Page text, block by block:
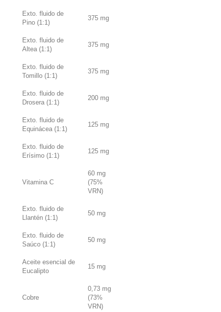
Exto. fluido de
Pino (1:1)
375 mg
Exto. fluido de
Altea (1:1)
375 mg
Exto. fluido de
Tomillo (1:1)
375 mg
Exto. fluido de
Drosera (1:1)
200 mg
Exto. fluido de
Equinácea (1:1)
125 mg
Exto. fluido de
Erísimo (1:1)
125 mg
Vitamina C
60 mg
(75%
VRN)
Exto. fluido de
Llantén (1:1)
50 mg
Exto. fluido de
Saúco (1:1)
50 mg
Aceite esencial de
Eucalipto
15 mg
Cobre
0,73 mg
(73%
VRN)